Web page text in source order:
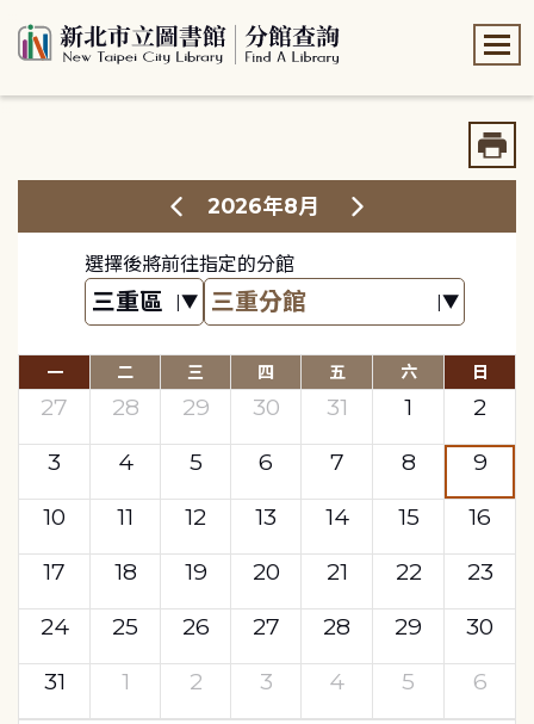
2026年8月
選擇後將前往指定的分館
一 二 三 四 五 六 日
27 28 29 30 31 1
2
3
4 5 6 7 8
9
10
11 12 13 14 15
16
17
18 19 20 21 22
23
24
25 26 27 28 29
30
31
1 2 3 4 5 6